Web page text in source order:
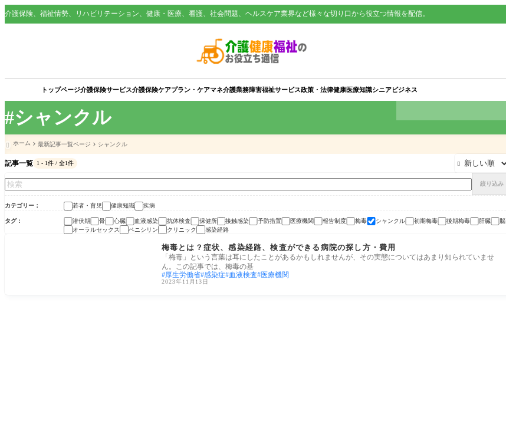
#シャンクル
介護保険、福祉情勢、リハビリテーション、健康・医療、看護、社会問題、ヘルスケア業界など様々な切り口から役立つ情報を配信。
トップページ介護保険サービス介護保険ケアプラン・ケアマネ介護業務障害福祉サービス政策・法律健康医療知識シニアビジネス
 ホーム 最新記事一覧ページ シャンクル
記事一覧 1 - 1件 / 全1件 
絞り込み
カテゴリー 若者・育児 健康知識 疾病
タグ 潜伏期 骨 心臓 血液感染 抗体検査 保健所 接触感染 予防措置 医療機関 報告制度 梅毒 シャンクル 初期梅毒 後期梅毒 肝臓
脳
オーラルセックス
ペニシリン クリニック 感染経路
疾病
梅毒とは？症状、感染経路、検査ができる病院の探し方・費用
「梅毒」という言葉は耳にしたことがあるかもしれませんが、その実態についてはあまり知られていませ
ん。この記事では、梅毒の基
厚生労働省 感染症 血液検査 医療機関
2023年11月13日